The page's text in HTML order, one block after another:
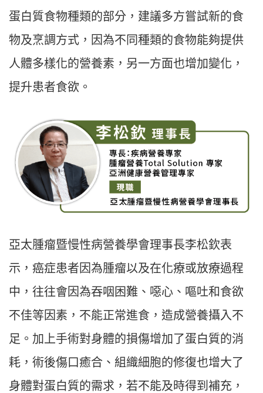
蛋白質食物種類的部分，建議多方嘗試新的食
物及烹調方式，因為不同種類的食物能夠提供
人體多樣化的營養素，另一方面也增加變化，
提升患者食欲。
亞太腫瘤暨慢性病營養學會理事長李松欽表
示，癌症患者因為腫瘤以及在化療或放療過程
中，往往會因為吞咽困難、噁心、嘔吐和食欲
不佳等因素，不能正常進食，造成營養攝入不
足。加上手術對身體的損傷增加了蛋白質的消
耗，術後傷口癒合、組織細胞的修復也增大了
身體對蛋白質的需求，若不能及時得到補充，